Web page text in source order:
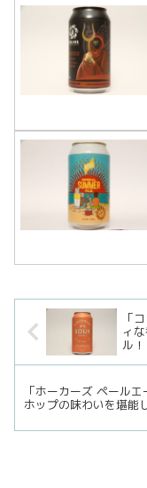
「
ィ
ル！
「ホーカーズ ペール
ホップの味わいを堪能